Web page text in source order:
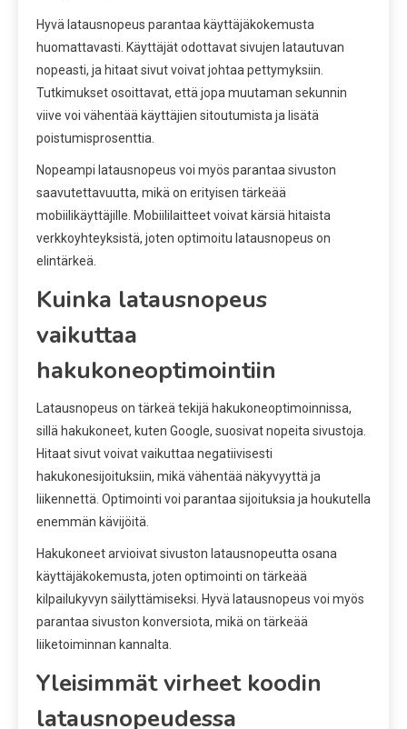
Hyvä latausnopeus parantaa käyttäjäkokemusta
huomattavasti. Käyttäjät odottavat sivujen latautuvan
nopeasti, ja hitaat sivut voivat johtaa pettymyksiin.
Tutkimukset osoittavat, että jopa muutaman sekunnin
viive voi vähentää käyttäjien sitoutumista ja lisätä
poistumisprosenttia.
Nopeampi latausnopeus voi myös parantaa sivuston
saavutettavuutta, mikä on erityisen tärkeää
mobiilikäyttäjille. Mobiililaitteet voivat kärsiä hitaista
verkkoyhteyksistä, joten optimoitu latausnopeus on
elintärkeä.
Kuinka latausnopeus
vaikuttaa
hakukoneoptimointiin
Latausnopeus on tärkeä tekijä hakukoneoptimoinnissa,
sillä hakukoneet, kuten Google, suosivat nopeita sivustoja.
Hitaat sivut voivat vaikuttaa negatiivisesti
hakukonesijoituksiin, mikä vähentää näkyvyyttä ja
liikennettä. Optimointi voi parantaa sijoituksia ja houkutella
enemmän kävijöitä.
Hakukoneet arvioivat sivuston latausnopeutta osana
käyttäjäkokemusta, joten optimointi on tärkeää
kilpailukyvyn säilyttämiseksi. Hyvä latausnopeus voi myös
parantaa sivuston konversiota, mikä on tärkeää
liiketoiminnan kannalta.
Yleisimmät virheet koodin
latausnopeudessa